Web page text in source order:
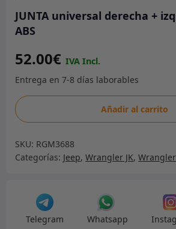
JUNTA universal derecha +
ABS
52.00€
JUNTA
universal
+
izquierda
cantidad
Añadir al carrito
SKU: RGM3688
Categorías: Jeep, Wrangler JK,
Telegram Whatsapp